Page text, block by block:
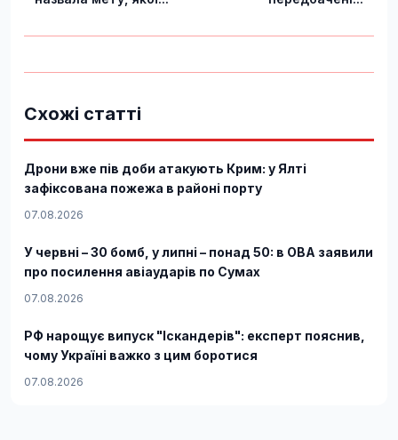
Схожі статті
Дрони вже пів доби атакують Крим: у Ялті
зафіксована пожежа в районі порту
07.08.2026
У червні – 30 бомб, у липні – понад 50: в ОВА заявили
про посилення авіаударів по Сумах
07.08.2026
РФ нарощує випуск "Іскандерів": експерт пояснив,
чому Україні важко з цим боротися
07.08.2026